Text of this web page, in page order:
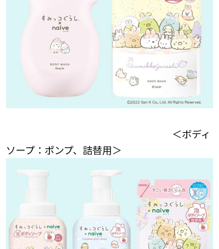
＜ボディ
ソープ：ポンプ、詰替用＞